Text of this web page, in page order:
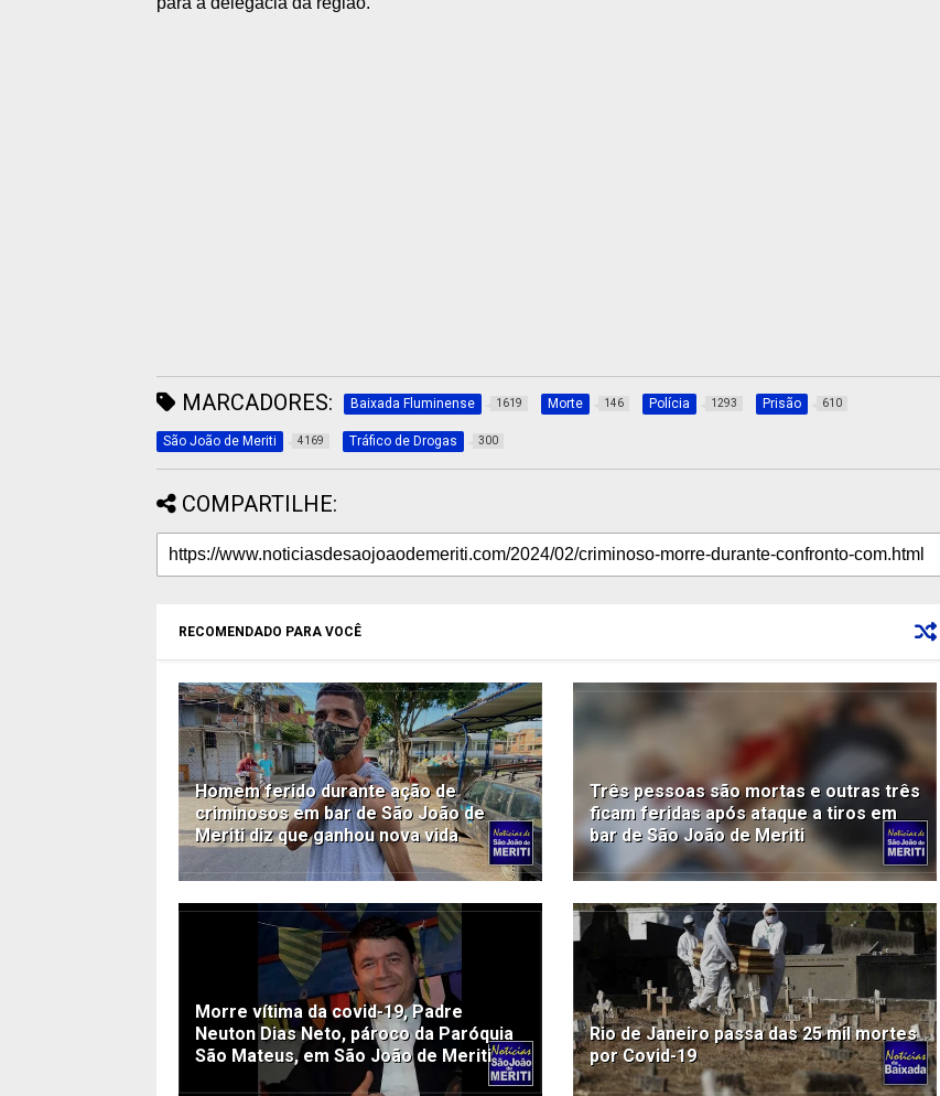
MARCADORES: Baixada Fluminense 1619 Morte 146 Polícia 1293 Prisão 610
São João de Meriti 4169 Tráfico de Drogas 300
COMPARTILHE:
RECOMENDADO PARA VOCÊ
Homem ferido durante ação de
criminosos em bar de São João de
Meriti diz que ganhou nova vida
Três pessoas são mortas e outras três
ficam feridas após ataque a tiros em
bar de São João de Meriti
Morre vítima da covid-19, Padre
Neuton Dias Neto, pároco da Paróquia
São Mateus, em São João de Meriti
Rio de Janeiro passa das 25 mil mortes
por Covid-19